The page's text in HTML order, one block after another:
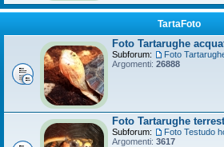
TartaFoto
Foto Tartarughe
Subforum:
Argomenti: 26888
Foto Tartarughe
Subforum:
Argomenti: 3617